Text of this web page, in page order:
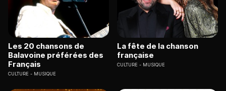
Les 20 chansons de
Balavoine préférées des
Français
CULTURE MUSIQUE
La fête de la chanson
française
CULTURE MUSIQUE